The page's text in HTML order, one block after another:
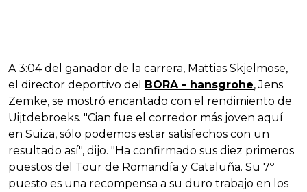
A 3:04 del ganador de la carrera, Mattias Skjelmose,
el director deportivo del BORA - hansgrohe, Jens
Zemke, se mostró encantado con el rendimiento de
Uijtdebroeks. "Cian fue el corredor más joven aquí
en Suiza, sólo podemos estar satisfechos con un
resultado así", dijo. "Ha confirmado sus diez primeros
puestos del Tour de Romandía y Cataluña. Su 7º
puesto es una recompensa a su duro trabajo en los